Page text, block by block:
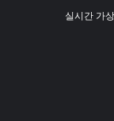
실시간 가